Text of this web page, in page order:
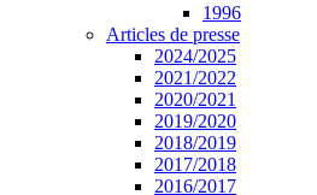
1996
Articles de presse
2024/2025
2021/2022
2020/2021
2019/2020
2018/2019
2017/2018
2016/2017